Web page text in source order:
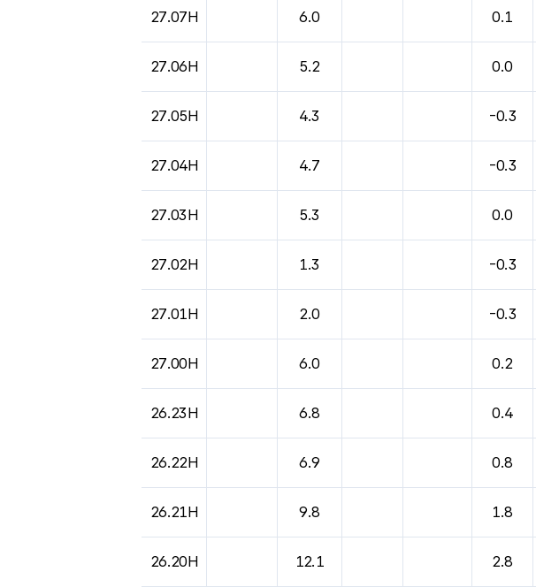
27.07H 6.0 0.1
27.06H 5.2 0.0
27.05H 4.3 -0.3
27.04H 4.7 -0.3
27.03H 5.3 0.0
27.02H 1.3 -0.3
27.01H 2.0 -0.3
27.00H 6.0 0.2
26.23H 6.8 0.4
26.22H 6.9 0.8
26.21H 9.8 1.8
26.20H 12.1 2.8